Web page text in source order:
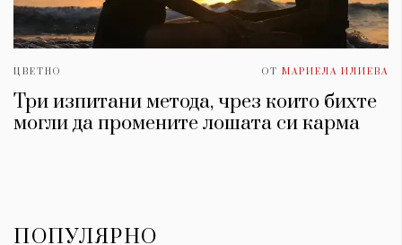
ЦВЕТНО ОТ МАРИЕЛА ИЛИЕВА
Три изпитани метода, чрез които бихте
могли да промените лошата си карма
ПОПУЛЯРНО